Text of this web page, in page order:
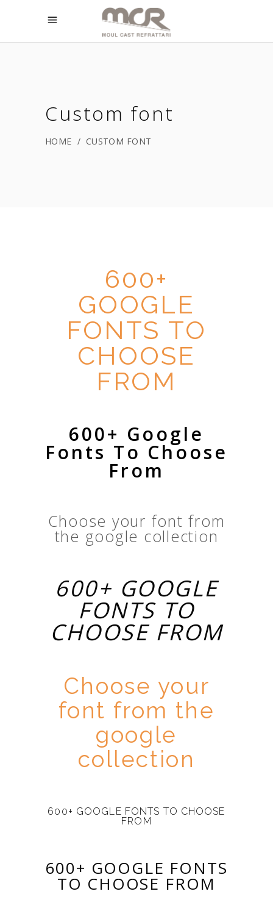
Custom font
HOME / CUSTOM FONT
600+
GOOGLE
FONTS TO
CHOOSE
FROM
600+ Google
Fonts To Choose
From
Choose your font from
the google collection
600+ GOOGLE
FONTS TO
CHOOSE FROM
Choose your
font from the
google
collection
600+ GOOGLE FONTS TO CHOOSE
FROM
600+ GOOGLE FONTS
TO CHOOSE FROM